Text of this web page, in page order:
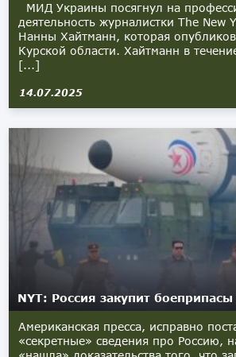
МИД Украины посягнул на
деятельность журналистки The New
Нанны Хайтманн, которая
Курской области. Хайтманн в
[...]
14.07.2025
NYT: Россия закупит
Американская пресса, исправно
«секретные» сведения про Россию,